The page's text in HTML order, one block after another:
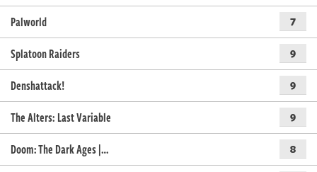
Palworld 7
Splatoon Raiders 9
Denshattack! 9
The Alters: Last Variable 9
Doom: The Dark Ages |… 8